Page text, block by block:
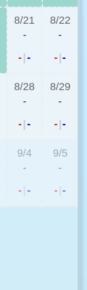
8/21
-
-|-
8/22
-
-|-
8/28
-
-|-
8/29
-
-|-
9/4
-
- | -
9/5
-
- -